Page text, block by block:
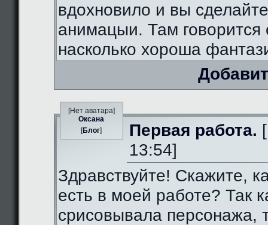
вдохновило и вы
анимацыи. Там говорится
насколько хороша
[Нет аватара]
Оксана
[Блог] Первая работа.
13:54]
Здравствуйте! Скажите,
есть в моей работе? Так
срисовывала персонажа,